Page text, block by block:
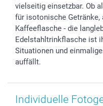
vielseitig einsetzbar. Ob
für isotonische Getränke,
Kaffeeflasche - die
Edelstahltrinkflasche ist
Situationen und
auffällt.
Individuelle